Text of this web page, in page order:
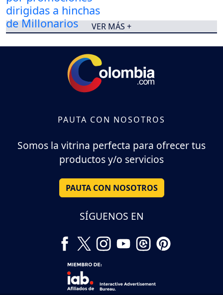
VER MÁS +
PAUTA CON NOSOTROS
Somos la vitrina perfecta para ofrecer tus
productos y/o servicios
PAUTA CON NOSOTROS
SÍGUENOS EN